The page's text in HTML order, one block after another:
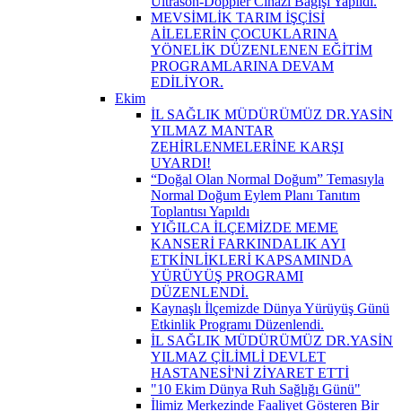
MEVSİMLİK TARIM İŞÇİSİ
AİLELERİN ÇOCUKLARINA
YÖNELİK DÜZENLENEN EĞİTİM
PROGRAMLARINA DEVAM
EDİLİYOR.
Ekim
İL SAĞLIK MÜDÜRÜMÜZ DR.YASİN
YILMAZ MANTAR
ZEHİRLENMELERİNE KARŞI
UYARDI!
“Doğal Olan Normal Doğum” Temasıyla
Normal Doğum Eylem Planı Tanıtım
Toplantısı Yapıldı
YIĞILCA İLÇEMİZDE MEME
KANSERİ FARKINDALIK AYI
ETKİNLİKLERİ KAPSAMINDA
YÜRÜYÜŞ PROGRAMI
DÜZENLENDİ.
Kaynaşlı İlçemizde Dünya Yürüyüş Günü
Etkinlik Programı Düzenlendi.
İL SAĞLIK MÜDÜRÜMÜZ DR.YASİN
YILMAZ ÇİLİMLİ DEVLET
HASTANESİ'Nİ ZİYARET ETTİ
"10 Ekim Dünya Ruh Sağlığı Günü"
İlimiz Merkezinde Faaliyet Gösteren Bir